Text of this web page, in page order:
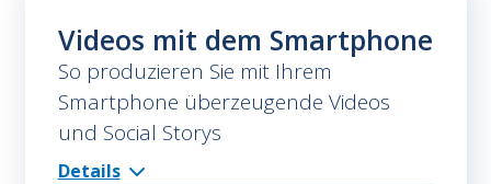
Videos mit dem Smartphone
So produzieren Sie mit Ihrem
Smartphone überzeugende Videos
und Social Storys
Details